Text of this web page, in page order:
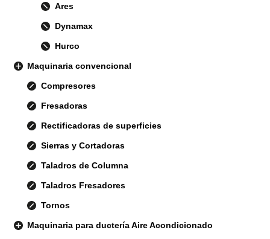
Ares
Dynamax
Hurco
Maquinaria convencional
Compresores
Fresadoras
Rectificadoras de superficies
Sierras y Cortadoras
Taladros de Columna
Taladros Fresadores
Tornos
Maquinaria para ductería Aire Acondicionado